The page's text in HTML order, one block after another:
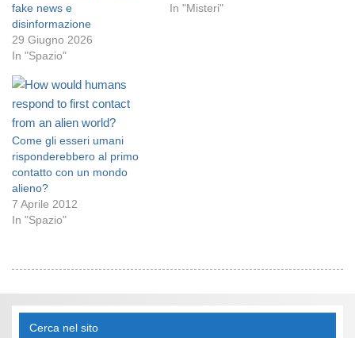
fake news e
disinformazione
29 Giugno 2026
In "Spazio"
In "Misteri"
Come gli esseri umani
risponderebbero al primo
contatto con un mondo
alieno?
7 Aprile 2012
In "Spazio"
Cerca nel sito